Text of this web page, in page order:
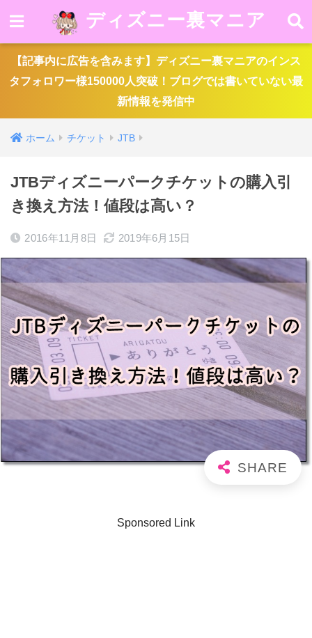
ディズニー裏マニア
【記事内に広告を含みます】ディズニー裏マニアのインス
タフォロワー様150000人突破！ブログでは書いていない最
新情報を発信中
ホーム チケット JTB
JTBディズニーパークチケットの購入引
き換え方法！値段は高い？
2016年11月8日 2019年6月15日
Sponsored Link